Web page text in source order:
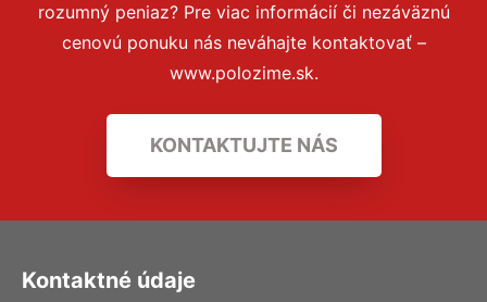
rozumný peniaz? Pre viac informácií či nezáväznú
cenovú ponuku nás neváhajte kontaktovať –
www.polozime.sk.
KONTAKTUJTE NÁS
Kontaktné údaje